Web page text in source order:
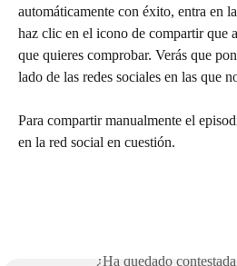
automáticamente con éxito, entra en
haz clic en el icono de compartir que
que quieres comprobar. Verás que
lado de las redes sociales en las que
Para compartir manualmente el
en la red social en cuestión.
¿Ha quedado